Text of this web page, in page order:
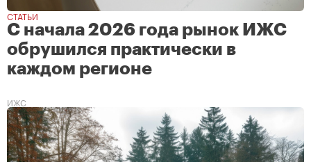
СТАТЬИ
С начала 2026 года рынок ИЖС
обрушился практически в
каждом регионе
ИЖС